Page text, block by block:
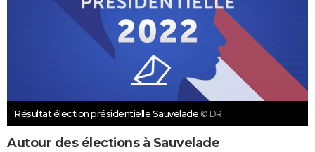
Résultat élection présidentielle Sauvelade © DR
Autour des élections à Sauvelade